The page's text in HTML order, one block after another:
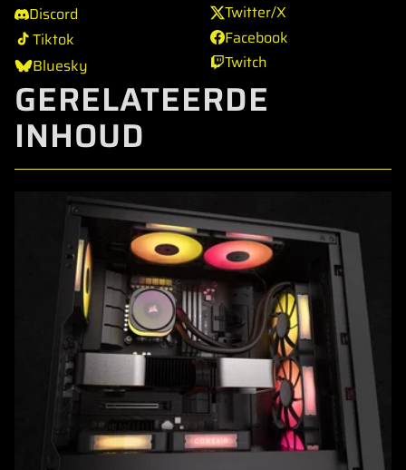
Discord
Tiktok
Bluesky
Twitter/X
Facebook
Twitch
GERELATEERDE
INHOUD